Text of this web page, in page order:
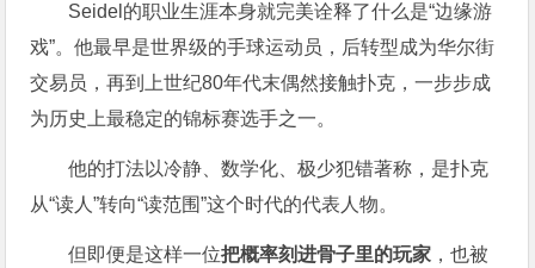
Seidel的职业生涯本身就完美诠释了什么是“边缘游
戏”。他最早是世界级的手球运动员，后转型成为华尔街
交易员，再到上世纪80年代末偶然接触扑克，一步步成
为历史上最稳定的锦标赛选手之一。
他的打法以冷静、数学化、极少犯错著称，是扑克
从“读人”转向“读范围”这个时代的代表人物。
但即便是这样一位把概率刻进骨子里的玩家 ，也被